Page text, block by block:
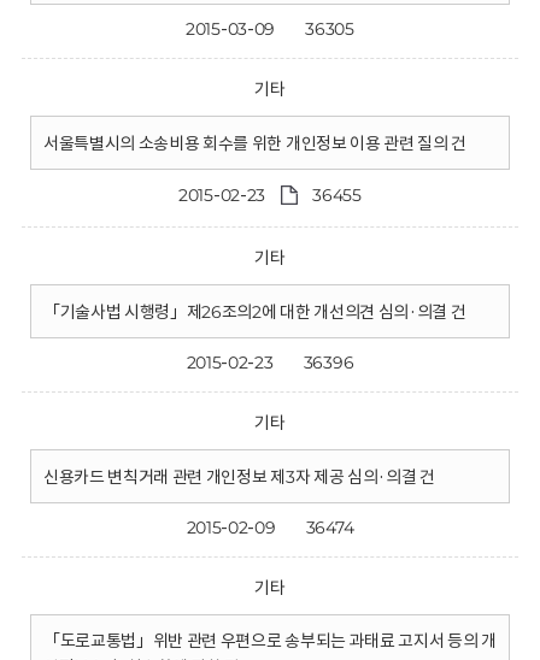
2015-03-09 36305
기타
서울특별시의 소송비용 회수를 위한 개인정보 이용 관련 질의 건
2015-02-23 36455
기타
「기술사법 시행령」제26조의2에 대한 개선의견 심의·의결 건
2015-02-23 36396
기타
신용카드 변칙거래 관련 개인정보 제3자 제공 심의·의결 건
2015-02-09 36474
기타
「도로교통법」위반 관련 우편으로 송부되는 과태료 고지서 등의 개